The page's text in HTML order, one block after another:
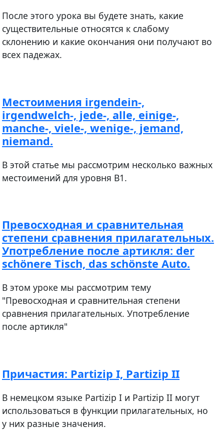
После этого урока вы будете знать, какие
существительные относятся к слабому
склонению и какие окончания они получают во
всех падежах.
Местоимения irgendein-,
irgendwelch-, jede-, alle, einige-,
manche-, viele-, wenige-, jemand,
niemand.
В этой статье мы рассмотрим несколько важных
местоимений для уровня В1.
Превосходная и сравнительная
степени сравнения прилагательных.
Употребление после артикля: der
schönere Tisch, das schönste Auto.
В этом уроке мы рассмотрим тему
"Превосходная и сравнительная степени
сравнения прилагательных. Употребление
после артикля"
Причастия: Partizip I, Partizip II
В немецком языке Partizip I и Partizip II могут
использоваться в функции прилагательных, но
у них разные значения.